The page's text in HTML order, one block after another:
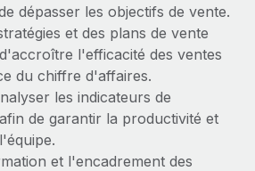
rapidement et en toute
international
le déménagement de vos
produits de Remote :
et Xero et Gestion des
dépasser les objectifs de vente.
et des plans de vente
l'efficacité des ventes
du chiffre d'affaires.
les indicateurs de
de garantir la productivité et
et l'encadrement des